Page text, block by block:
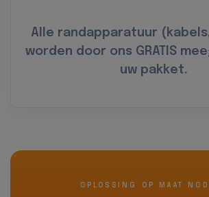
Alle randapparatuur
worden door ons GRATIS
uw pakket.
OPLOSSING OP MAAT